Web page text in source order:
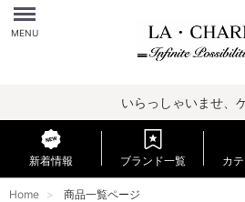
Menu
MENU
いらっしゃいませ、
新着情報 ブランド一覧 カ
Home 商品一覧ページ